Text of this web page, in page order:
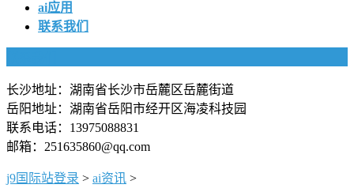
ai应用
联系我们
长沙地址：湖南省长沙市岳麓区岳麓街道
岳阳地址：湖南省岳阳市经开区海凌科技园
联系电话：13975088831
邮箱：251635860@qq.com
j9国际站登录 > ai资讯 >